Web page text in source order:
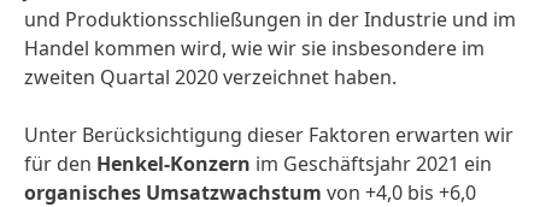
und Produktions­schließungen in der Industrie und im
Handel kommen wird, wie wir sie insbesondere im
zweiten Quartal 2020 verzeichnet haben.
Unter Berücksichtigung dieser Faktoren erwarten wir
für den Henkel-Konzern im Geschäftsjahr 2021 ein
organisches Umsatz­wachstum von +4,0 bis +6,0